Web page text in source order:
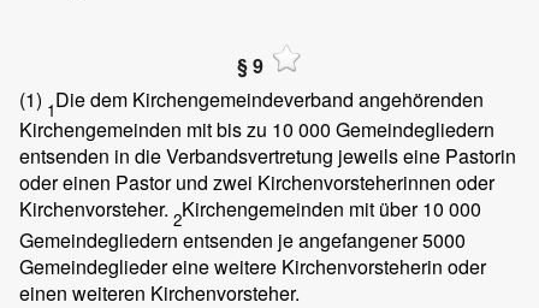
§ 9
(1) 1Die dem Kirchengemeindeverband angehörenden
Kirchengemeinden mit bis zu 10 000 Gemeindegliedern
entsenden in die Verbandsvertretung jeweils eine Pastorin
oder einen Pastor und zwei Kirchenvorsteherinnen oder
Kirchenvorsteher. 2Kirchengemeinden mit über 10 000
Gemeindegliedern entsenden je angefangener 5000
Gemeindeglieder eine weitere Kirchenvorsteherin oder
einen weiteren Kirchenvorsteher.